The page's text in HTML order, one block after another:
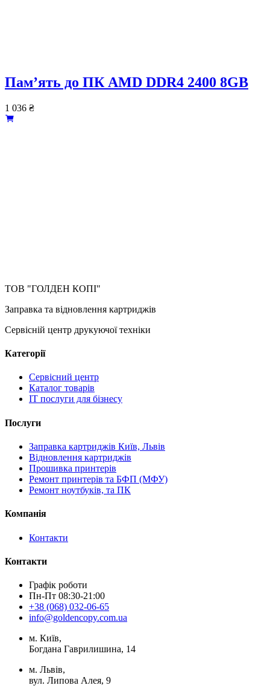
Пам’ять до ПК AMD DDR4 2400 8GB
1 036 ₴
ТОВ "ГОЛДЕН КОПІ"
Заправка та відновлення картриджів
Сервісній центр друкуючої техніки
Категорії
Сервісний центр
Каталог товарів
IT послуги для бізнесу
Послуги
Заправка картриджів Київ, Львів
Відновлення картриджів
Прошивка принтерів
Ремонт принтерів та БФП (МФУ)
Ремонт ноутбуків, та ПК
Компанія
Контакти
Контакти
Графік роботи
Пн-Пт 08:30-21:00
+38 (068) 032-06-65
info@goldencopy.com.ua
м. Київ,
Богдана Гаврилишина, 14
м. Львів,
вул. Липова Алея, 9